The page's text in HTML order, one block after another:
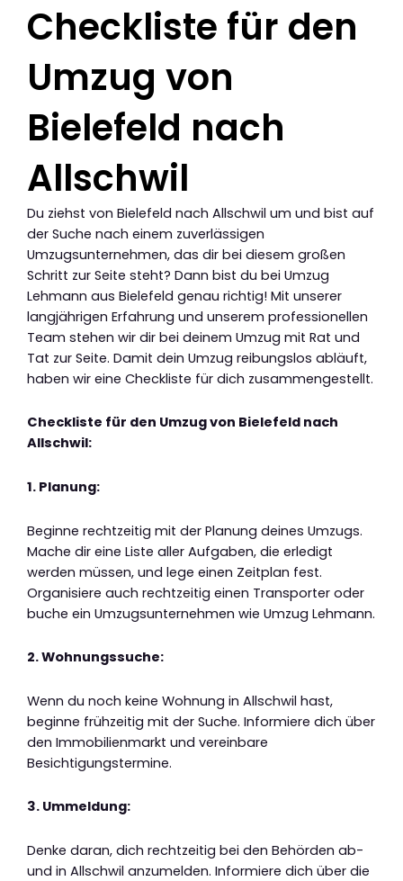
Checkliste für den
Umzug von
Bielefeld nach
Allschwil
Du ziehst von Bielefeld nach Allschwil um und bist auf
der Suche nach einem zuverlässigen
Umzugsunternehmen, das dir bei diesem großen
Schritt zur Seite steht? Dann bist du bei Umzug
Lehmann aus Bielefeld genau richtig! Mit unserer
langjährigen Erfahrung und unserem professionellen
Team stehen wir dir bei deinem Umzug mit Rat und
Tat zur Seite. Damit dein Umzug reibungslos abläuft,
haben wir eine Checkliste für dich zusammengestellt.
Checkliste für den Umzug von Bielefeld nach
Allschwil:
1. Planung:
Beginne rechtzeitig mit der Planung deines Umzugs.
Mache dir eine Liste aller Aufgaben, die erledigt
werden müssen, und lege einen Zeitplan fest.
Organisiere auch rechtzeitig einen Transporter oder
buche ein Umzugsunternehmen wie Umzug Lehmann.
2. Wohnungssuche:
Wenn du noch keine Wohnung in Allschwil hast,
beginne frühzeitig mit der Suche. Informiere dich über
den Immobilienmarkt und vereinbare
Besichtigungstermine.
3. Ummeldung:
Denke daran, dich rechtzeitig bei den Behörden ab-
und in Allschwil anzumelden. Informiere dich über die